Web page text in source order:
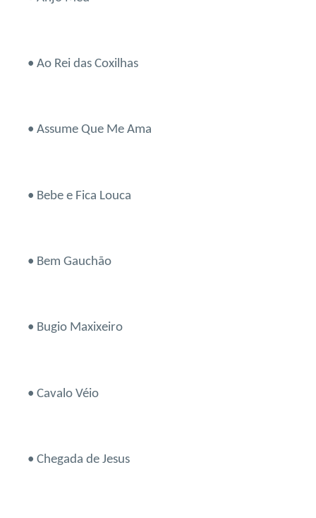
• Ao Rei das Coxilhas
• Assume Que Me Ama
• Bebe e Fica Louca
• Bem Gauchão
• Bugio Maxixeiro
• Cavalo Véio
• Chegada de Jesus